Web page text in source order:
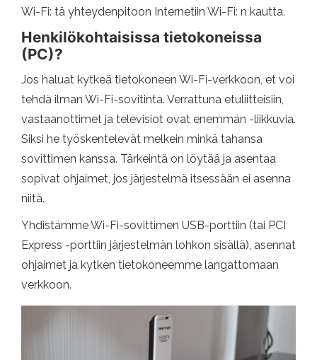
Wi-Fi: tä yhteydenpitoon Internetiin Wi-Fi: n kautta.
Henkilökohtaisissa tietokoneissa
(PC)?
Jos haluat kytkeä tietokoneen Wi-Fi-verkkoon, et voi
tehdä ilman Wi-Fi-sovitinta. Verrattuna etuliitteisiin,
vastaanottimet ja televisiot ovat enemmän -liikkuvia.
Siksi he työskentelevät melkein minkä tahansa
sovittimen kanssa. Tärkeintä on löytää ja asentaa
sopivat ohjaimet, jos järjestelmä itsessään ei asenna
niitä.
Yhdistämme Wi-Fi-sovittimen USB-porttiin (tai PCI
Express -porttiin järjestelmän lohkon sisällä), asennat
ohjaimet ja kytken tietokoneemme langattomaan
verkkoon.